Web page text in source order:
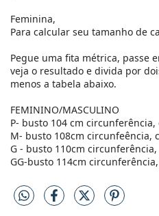
Feminina,
Para calcular seu tamanho de
Pegue uma fita métrica, passe
veja o resultado e divida por
menos a tabela abaixo.
FEMININO/MASCULINO
P- busto 104 cm
M- busto 108cm circunfeência,
G - busto 110cm
GG-busto 114cm